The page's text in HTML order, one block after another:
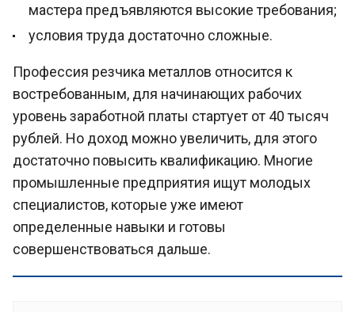
мастера предъявляются высокие требования;
условия труда достаточно сложные.
Профессия резчика металлов относится к
востребованным, для начинающих рабочих
уровень заработной платы стартует от 40 тысяч
рублей. Но доход можно увеличить, для этого
достаточно повысить квалификацию. Многие
промышленные предприятия ищут молодых
специалистов, которые уже имеют
определенные навыки и готовы
совершенствоваться дальше.